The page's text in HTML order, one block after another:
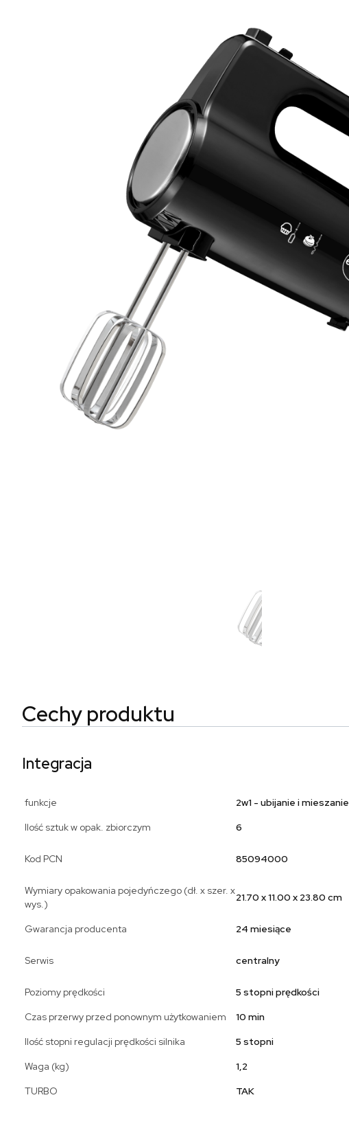
Cechy produktu
Integracja
funkcje 2w1 - ubijanie i mieszanie
Ilość sztuk w opak. zbiorczym
6
Kod PCN 85094000
Wymiary opakowania pojedyńczego (dł. x szer. x
wys.)
21.70 x 11.00 x 23.80 cm
Gwarancja producenta 24 miesiące
Serwis centralny
Poziomy prędkości 5 stopni prędkości
Czas przerwy przed ponownym użytkowaniem
10 min
Ilość stopni regulacji prędkości silnika
5 stopni
Waga (kg)
1,2
TURBO
TAK